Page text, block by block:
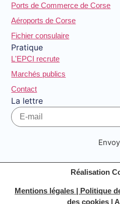
Ports de Commerce de Corse
Aéroports de Corse
Fichier consulaire
Pratique
L'EPCI recrute
Marchés publics
Contact
La lettre
Réalisation
Mentions légales | Politique
des cookies|